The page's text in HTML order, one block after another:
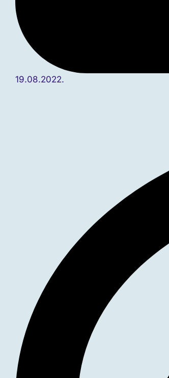
19.08.2022.